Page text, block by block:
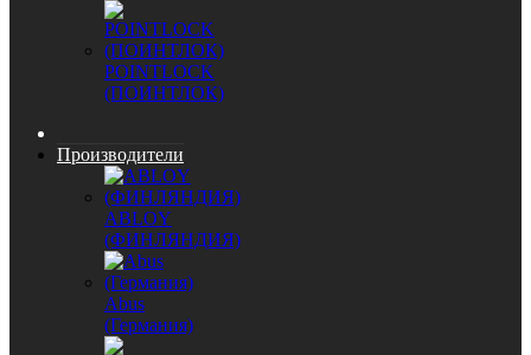
POINTLOCK
(ПОИНТЛОК)
Производители
ABLOY
(ФИНЛЯНДИЯ)
Abus
(Германия)